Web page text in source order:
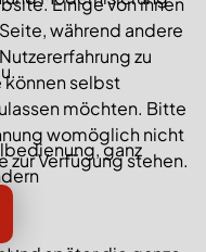
ganz
während andere
zu
können selbst
möchten. Bitte
womöglich nicht
zur Verfügung stehen.